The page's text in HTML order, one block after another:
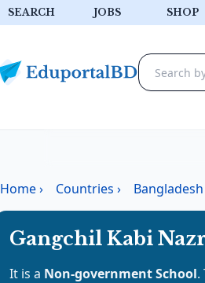
SEARCH JOBS SHOP
Home› Countries › Bangladesh
Gangchil Kabi
It is a Non-government School.